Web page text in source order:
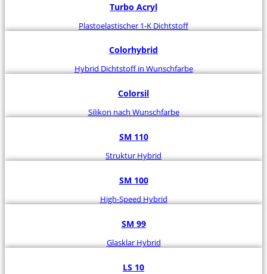
Turbo Acryl
Plastoelastischer 1-K Dichtstoff
Colorhybrid
Hybrid Dichtstoff in Wunschfarbe
Colorsil
Silikon nach Wunschfarbe
SM 110
Struktur Hybrid
SM 100
High-Speed Hybrid
SM 99
Glasklar Hybrid
LS 10